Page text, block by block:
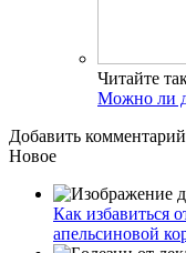
Читайте
Можно ли
Добавить комментарий
Новое
Как избавиться
апельсиновой